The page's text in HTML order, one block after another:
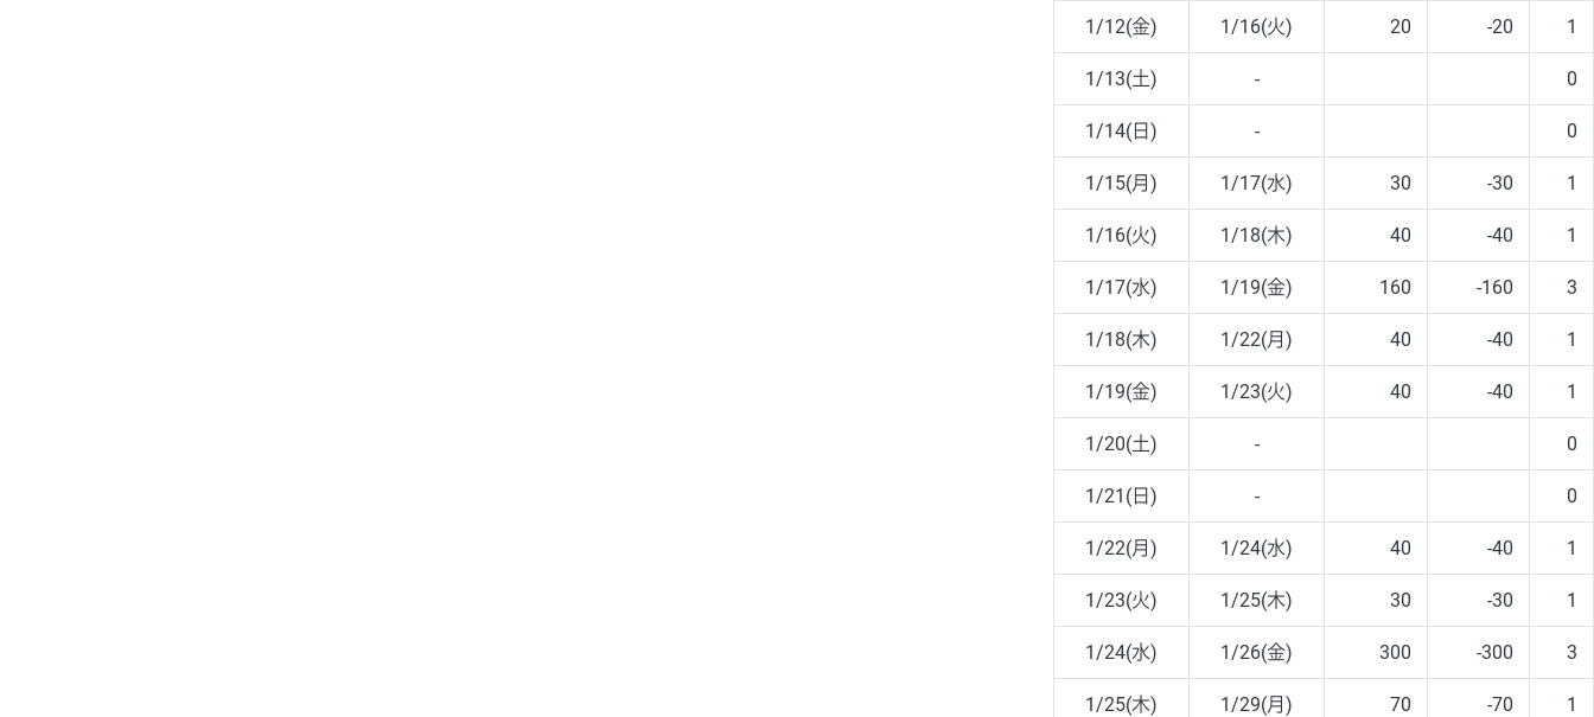
1/12(金) 1/16(火) 20 -20 1
1/13(土) - 0
1/14(日) - 0
1/15(月) 1/17(水) 30 -30 1
1/16(火) 1/18(木) 40 -40 1
1/17(水) 1/19(金) 160 -160 3
1/18(木) 1/22(月) 40 -40 1
1/19(金) 1/23(火) 40 -40 1
1/20(土) - 0
1/21(日) - 0
1/22(月) 1/24(水) 40 -40 1
1/23(火) 1/25(木) 30 -30 1
1/24(水) 1/26(金) 300 -300 3
1/25(木) 1/29(月) 70 -70 1